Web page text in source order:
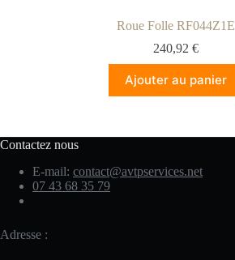
Roue Folle RF044Z1E
240,92€
Ajouter au panier
Contactez nous
E-mail: contact@avtpservices.net
07 43 68 35 79
Adresse :